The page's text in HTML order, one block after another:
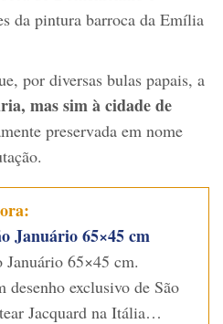
da pintura barroca da Emília
por diversas bulas papais, a
mas sim à cidade de
preservada em nome
Januário 65×45 cm
Januário 65×45 cm.
desenho exclusivo de São
Jacquard na Itália…